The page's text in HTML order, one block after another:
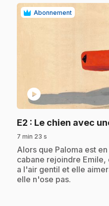
Abonnement
play_circle
E2 : Le chien avec
7 min 23 s
.Alors que Paloma est
cabane rejoindre Emile,
a l'air gentil et elle
elle n'ose pas.